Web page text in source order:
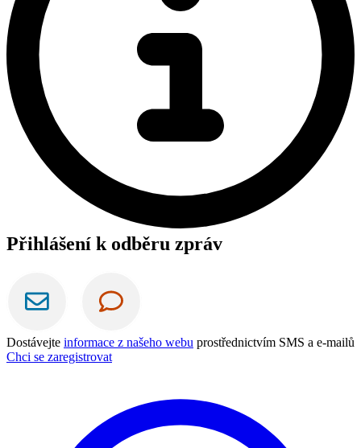
Přihlášení k odběru zpráv
Dostávejte informace z našeho webu prostřednictvím SMS a e-mailů
Chci se zaregistrovat